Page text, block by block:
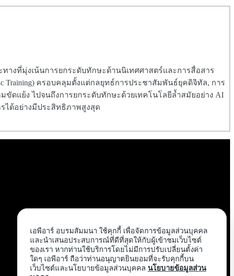
างที่มุ่งเน้นการยกระดับทักษะด้านนิเทศศาสตร์และการสื่อสาร
Training) ครอบคลุมตั้งแต่กลยุทธ์การประชาสัมพันธ์ยุคดิจิทัล, การ
มขัดแย้ง ไปจนถึงการยกระดับทักษะด้วยเทคโนโลยีล้ำสมัยอย่าง AI
รได้อย่างมีประสิทธิภาพสูงสุด
เอพีอาร์ อบรมสัมมนา ใช้คุกกี้ เพื่อจัดการข้อมูลส่วนบุคคล
และนำเสนอประสบการณ์ที่ดีที่สุดให้กับผู้เข้าชมเว็บไซต์
ของเรา หากท่านใช้บริการโดยไม่มีการปรับเปลี่ยนตั้งค่า
ใดๆ เอพีอาร์ ถือว่าท่านอนุญาตยินยอมที่จะรับคุกกี้บน
เว็บไซต์และนโยบายข้อมูลส่วนบุคคล นโยบายข้อมูลส่วน